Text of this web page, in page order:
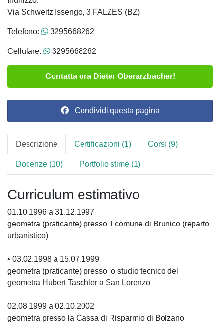
Via Schweitz Issengo, 3 FALZES (BZ)
Telefono: 3295668262
Cellulare: 3295668262
Contatta ora Dieter Oberarzbacher!
Condividi questa pagina
Descrizione Certificazioni (1) Corsi (9)
Docenze (10) Portfolio stime (1)
Curriculum estimativo
01.10.1996 a 31.12.1997
geometra (praticante) presso il comune di Brunico (reparto
urbanistico)
• 03.02.1998 a 15.07.1999
geometra (praticante) presso lo studio tecnico del
geometra Hubert Taschler a San Lorenzo
02.08.1999 a 02.10.2002
geometra presso la Cassa di Risparmio di Bolzano